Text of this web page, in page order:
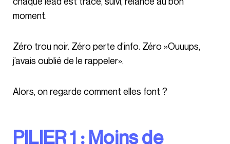
moment.
Zéro trou noir. Zéro perte d’info. Zéro »Ouuups,
j’avais oublié de le rappeler».
Alors, on regarde comment elles font ?
PILIER 1 : Moins de